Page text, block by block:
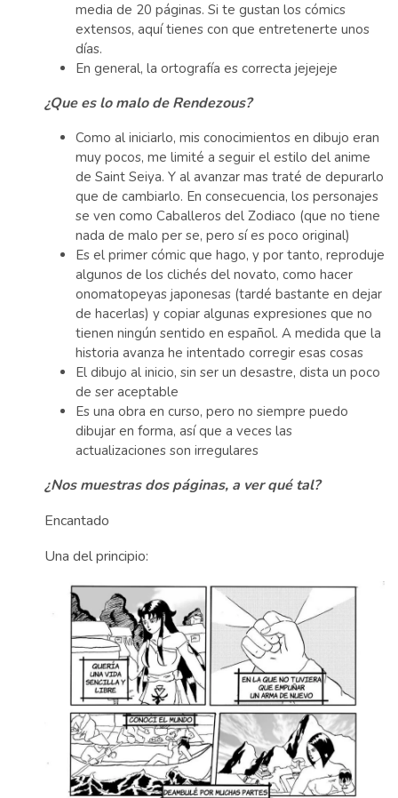
media de 20 páginas. Si te gustan los cómics
extensos, aquí tienes con que entretenerte unos
días.
En general, la ortografía es correcta jejejeje
¿Que es lo malo de Rendezous?
Como al iniciarlo, mis conocimientos en dibujo eran
muy pocos, me limité a seguir el estilo del anime
de Saint Seiya. Y al avanzar mas traté de depurarlo
que de cambiarlo. En consecuencia, los personajes
se ven como Caballeros del Zodiaco (que no tiene
nada de malo per se, pero sí es poco original)
Es el primer cómic que hago, y por tanto, reproduje
algunos de los clichés del novato, como hacer
onomatopeyas japonesas (tardé bastante en dejar
de hacerlas) y copiar algunas expresiones que no
tienen ningún sentido en español. A medida que la
historia avanza he intentado corregir esas cosas
El dibujo al inicio, sin ser un desastre, dista un poco
de ser aceptable
Es una obra en curso, pero no siempre puedo
dibujar en forma, así que a veces las
actualizaciones son irregulares
¿Nos muestras dos páginas, a ver qué tal?
Encantado
Una del principio: